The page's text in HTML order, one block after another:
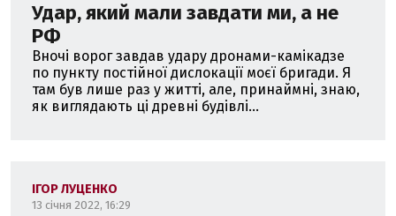
Удар, який мали завдати ми, а не
РФ
Вночі ворог завдав удару дронами-камікадзе
по пункту постійної дислокації моєї бригади. Я
там був лише раз у житті, але, принаймні, знаю,
як виглядають ці древні будівлі...
ІГОР ЛУЦЕНКО
13 січня 2022, 16:29